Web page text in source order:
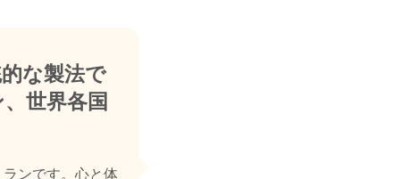
な製法で
世界各国
ンです。心と体